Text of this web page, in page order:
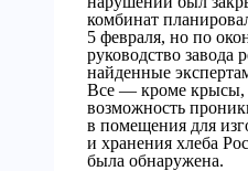
комбинат
5 февраля, но по
руководство завода
найденные
Все — кроме крысы,
возможность
в помещения для
и хранения хлеба
была обнаружена.